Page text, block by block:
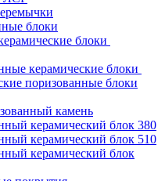
блоки
блоки
керамические блоки
поризованные блоки
камень
керамический блок 380
керамический блок 510
керамический блок